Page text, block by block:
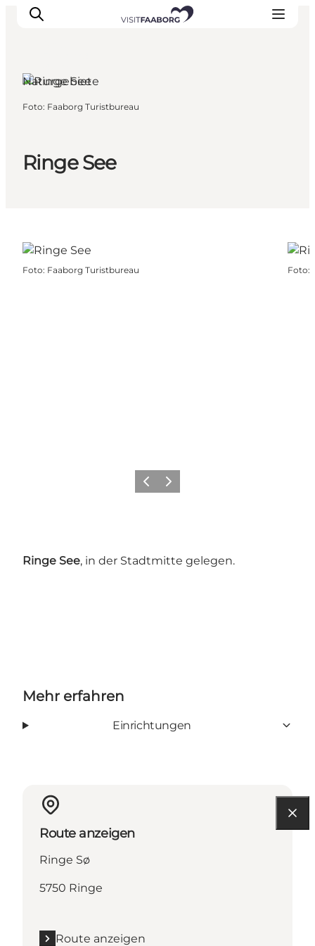
Erlebnisse
Inselhüpfen
Ringe See
Naturgebiete
Foto: Faaborg Turistbureau
Foto: Faaborg Turistbureau Foto:
Vorherige Folie
Nächste Folie
Ringe See, in der Stadtmitte gelegen.
Mehr erfahren
Einrichtungen
Route anzeigen
Ringe Sø
5750 Ringe
Route anzeigen